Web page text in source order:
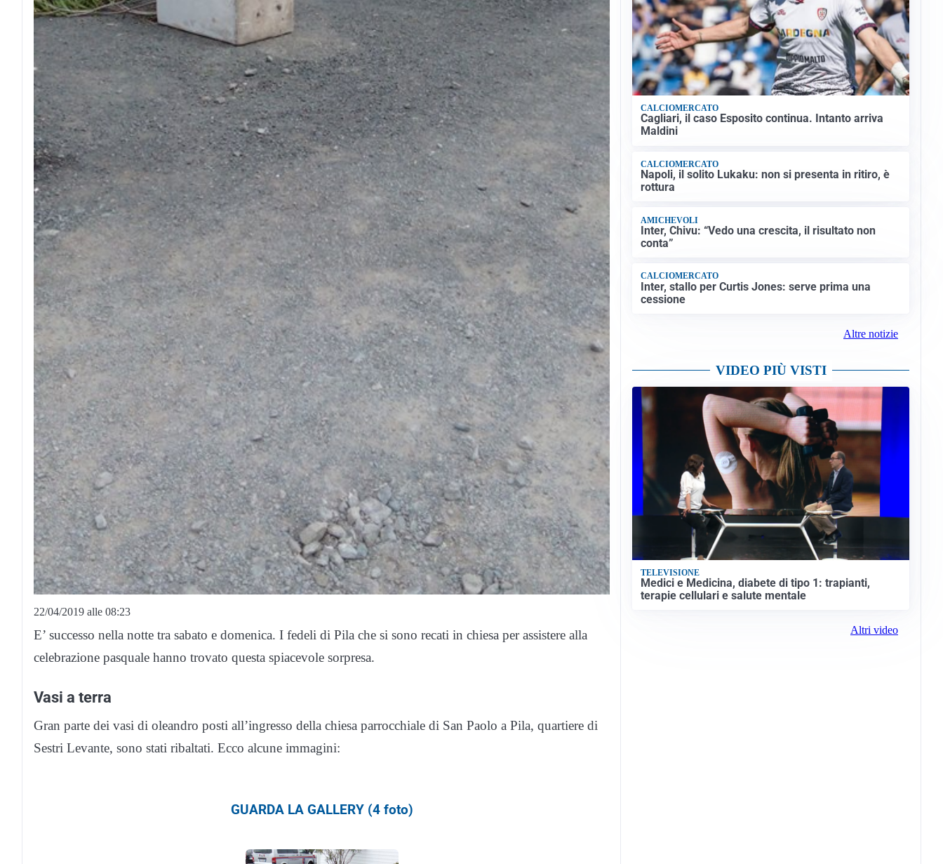
22/04/2019 alle 08:23
E’ successo nella notte tra sabato e domenica. I fedeli di Pila che si sono recati in chiesa per assistere alla
celebrazione pasquale hanno trovato questa spiacevole sorpresa.
Vasi a terra
Gran parte dei vasi di oleandro posti all’ingresso della chiesa parrocchiale di San Paolo a Pila, quartiere di
Sestri Levante, sono stati ribaltati. Ecco alcune immagini:
GUARDA LA GALLERY (4 foto)
CALCIOMERCATO
Cagliari, il caso Esposito continua. Intanto arriva
Maldini
CALCIOMERCATO
Napoli, il solito Lukaku: non si presenta in ritiro, è
rottura
AMICHEVOLI
Inter, Chivu: “Vedo una crescita, il risultato non
conta”
CALCIOMERCATO
Inter, stallo per Curtis Jones: serve prima una
cessione
Altre notizie
VIDEO PIÙ VISTI
TELEVISIONE
Medici e Medicina, diabete di tipo 1: trapianti,
terapie cellulari e salute mentale
Altri video